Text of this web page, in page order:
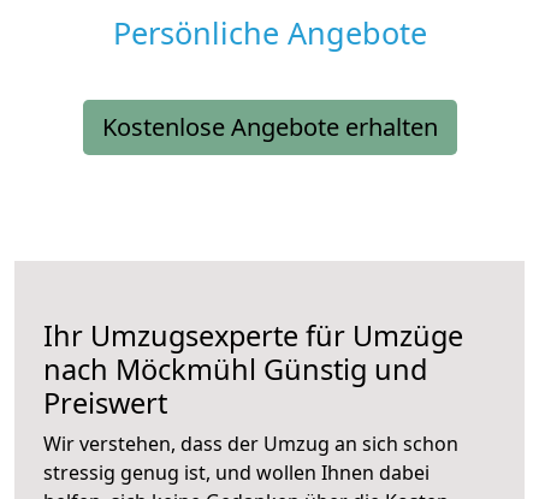
Persönliche Angebote
Kostenlose Angebote erhalten
Ihr Umzugsexperte für Umzüge
nach Möckmühl Günstig und
Preiswert
Wir verstehen, dass der Umzug an sich schon
stressig genug ist, und wollen Ihnen dabei